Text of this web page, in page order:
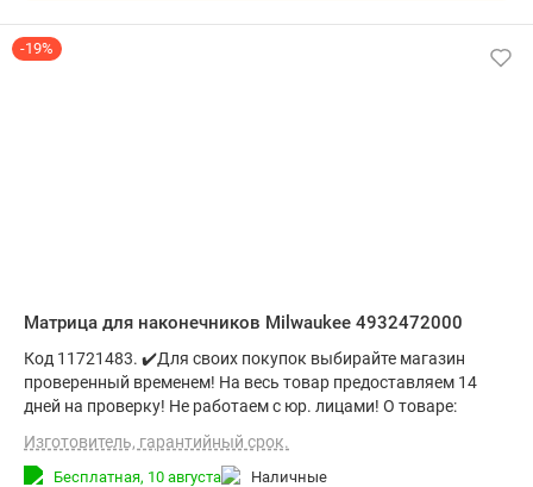
-19%
Матрица для наконечников Milwaukee 4932472000
Код 11721483. ✔️Для своих покупок выбирайте магазин
проверенный временем! На весь товар предоставляем 14
дней на проверку! Не работаем с юр. лицами! О товаре:
Изготовитель, гарантийный срок.
Бесплатная, 10 августа наличные